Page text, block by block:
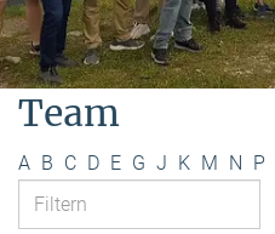
Team
A B C D E G J K M N P